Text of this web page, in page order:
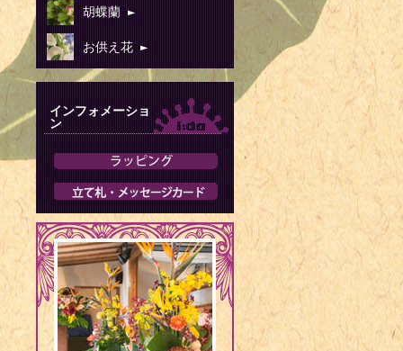
1949年 - 本
1949年 - 矢
1951年 - 鈴
1953年 - マ
（AC/DC）
1954年 - 高
1954年 - 中
1954年 - 堀
1954年 - ア
2008年）
1954年 - 赤
1955年 - ロ
胡蝶蘭 ►
お供え花 ►
インフォメーショ
ン